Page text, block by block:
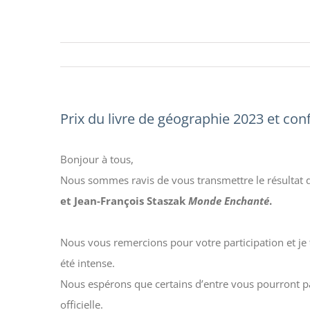
Prix du livre de géographie 2023 et
Bonjour à tous,
Nous sommes ravis de vous transmettre le
et Jean-François Staszak Monde Enchanté.
Nous vous remercions pour votre participation et je
été intense.
Nous espérons que certains d’entre vous pourront
officielle.